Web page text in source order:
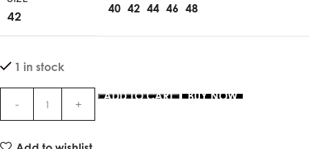
42
40 42 44 46 48
1 in stock
ADD TO CART BUY NOW